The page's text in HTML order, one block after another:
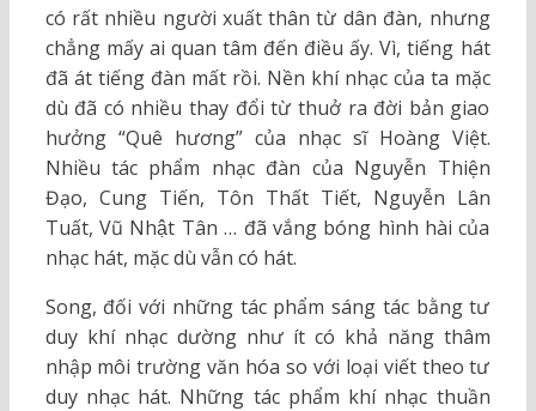
có rất nhiều người xuất thân từ dân đàn, nhưng
chẳng mấy ai quan tâm đến điều ấy. Vì, tiếng hát
đã át tiếng đàn mất rồi. Nền khí nhạc của ta mặc
dù đã có nhiều thay đổi từ thuở ra đời bản giao
hưởng “Quê hương” của nhạc sĩ Hoàng Việt.
Nhiều tác phẩm nhạc đàn của Nguyễn Thiện
Đạo, Cung Tiến, Tôn Thất Tiết, Nguyễn Lân
Tuất, Vũ Nhật Tân … đã vắng bóng hình hài của
nhạc hát, mặc dù vẫn có hát.
Song, đối với những tác phẩm sáng tác bằng tư
duy khí nhạc dường như ít có khả năng thâm
nhập môi trường văn hóa so với loại viết theo tư
duy nhạc hát. Những tác phẩm khí nhạc thuần